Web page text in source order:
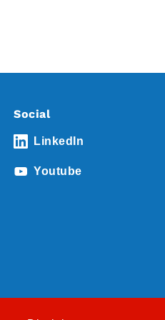
Social
LinkedIn
Youtube